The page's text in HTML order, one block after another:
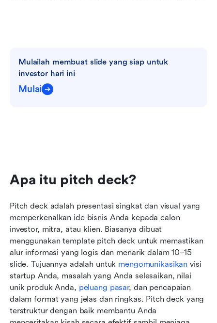
Mulailah membuat slide yang siap untuk
investor hari ini
Mulai
Apa itu pitch deck?
Pitch deck adalah presentasi singkat dan visual yang
memperkenalkan ide bisnis Anda kepada calon
investor, mitra, atau klien. Biasanya dibuat
menggunakan template pitch deck untuk memastikan
alur informasi yang logis dan menarik dalam 10–15
slide. Tujuannya adalah untuk mengomunikasikan visi
startup Anda, masalah yang Anda selesaikan, nilai
unik produk Anda, peluang pasar, dan pencapaian
dalam format yang jelas dan ringkas. Pitch deck yang
terstruktur dengan baik membantu Anda